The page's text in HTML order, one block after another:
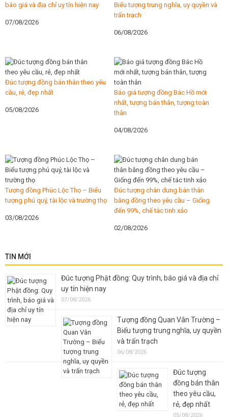
báo giá và địa chỉ uy tín hiện nay
07/08/2026
Biểu tượng trung nghĩa, uy quyền và
trấn trạch
06/08/2026
Đúc tượng đồng bán thân theo yêu
cầu, rẻ, đẹp nhất
05/08/2026
Báo giá tượng đồng Bác Hồ mới
nhất, tượng bán thân, tượng toàn
thân
04/08/2026
Tượng đồng Phúc Lộc Thọ – Biểu
tượng phú quý, tài lộc và trường thọ
03/08/2026
Đúc tượng chân dung bán thân
bằng đồng theo yêu cầu – Giống
đến 99%, chế tác tinh xảo
02/08/2026
TIN MỚI
Đúc tượng Phật đồng: Quy trình, báo giá và địa chỉ
uy tín hiện nay
07/08/2026
Tượng đồng Quan Vân Trường –
Biểu tượng trung nghĩa, uy quyền
và trấn trạch
06/08/2026
Đúc tượng
đồng bán thân
theo yêu cầu,
rẻ, đẹp nhất
05/08/2026